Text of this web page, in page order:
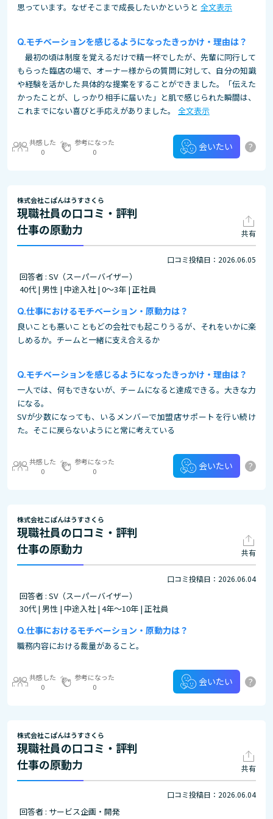
思っています。なぜそこまで成長したいかというと 全文表示
モチベーションを感じるようになったきっかけ・理由は？
最初の頃は制度を覚えるだけで精一杯でしたが、先輩に同行して
もらった臨店の場で、オーナー様からの質問に対して、自分の知識
や経験を活かした具体的な提案をすることができました。「伝えた
かったことが、しっかり相手に届いた」と肌で感じられた瞬間は、
これまでにない喜びと手応えがありました。
全文表示
共感した
0
参考になった
0
会いたい ?
株式会社こぱんはうすさくら
現職社員の口コミ・評判
仕事の原動力
共有
口コミ投稿日：2026.06.05
回答者 : SV（スーパーバイザー）
40代 | 男性 | 中途入社 | 0～3年 | 正社員
仕事におけるモチベーション・原動力は？
良いことも悪いこともどの会社でも起こりうるが、それをいかに楽
しめるか。チームと一緒に支え合えるか
モチベーションを感じるようになったきっかけ・理由は？
一人では、何もできないが、チームになると達成できる。大きな力
になる。
SVが少数になっても、いるメンバーで加盟店サポートを行い続け
た。そこに戻らないようにと常に考えている
共感した
0
参考になった
0
会いたい ?
株式会社こぱんはうすさくら
現職社員の口コミ・評判
仕事の原動力
共有
口コミ投稿日：2026.06.04
回答者 : SV（スーパーバイザー）
30代 | 男性 | 中途入社 | 4年～10年 | 正社員
仕事におけるモチベーション・原動力は？
職務内容における裁量があること。
共感した
0
参考になった
0
会いたい ?
株式会社こぱんはうすさくら
現職社員の口コミ・評判
仕事の原動力
共有
口コミ投稿日：2026.06.04
回答者 : サービス企画・開発